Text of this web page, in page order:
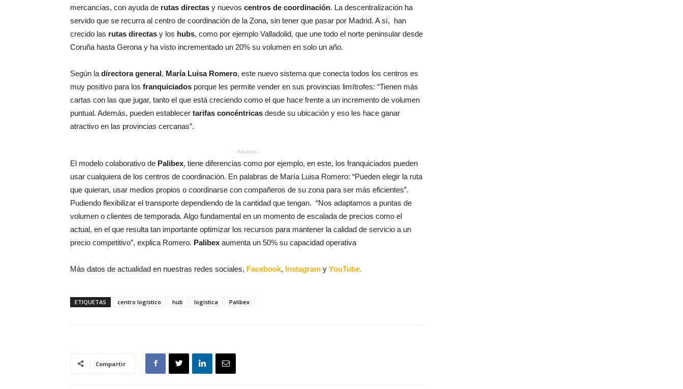
mercancías, con ayuda de rutas directas y nuevos centros de coordinación. La descentralización ha
servido que se recurra al centro de coordinación de la Zona, sin tener que pasar por Madrid. A sí, han
crecido las rutas directas y los hubs, como por ejemplo Valladolid, que une todo el norte peninsular desde
Coruña hasta Gerona y ha visto incrementado un 20% su volumen en solo un año.
Según la directora general, María Luisa Romero, este nuevo sistema que conecta todos los centros es
muy positivo para los franquiciados porque les permite vender en sus provincias limítrofes: “Tienen más
cartas con las que jugar, tanto el que está creciendo como el que hace frente a un incremento de volumen
puntual. Además, pueden establecer tarifas concéntricas desde su ubicación y eso les hace ganar
atractivo en las provincias cercanas”.
- Anuncio -
El modelo colaborativo de Palibex, tiene diferencias como por ejemplo, en este, los franquiciados pueden
usar cualquiera de los centros de coordinación. En palabras de María Luisa Romero: “Pueden elegir la ruta
que quieran, usar medios propios o coordinarse con compañeros de su zona para ser más eficientes”.
Pudiendo flexibilizar el transporte dependiendo de la cantidad que tengan. “Nos adaptamos a puntas de
volumen o clientes de temporada. Algo fundamental en un momento de escalada de precios como el
actual, en el que resulta tan importante optimizar los recursos para mantener la calidad de servicio a un
precio competitivo”, explica Romero. Palibex aumenta un 50% su capacidad operativa
Más datos de actualidad en nuestras redes sociales, Facebook, Instagram y YouTube.
ETIQUETAS centro logístico hub logística Palibex
Compartir